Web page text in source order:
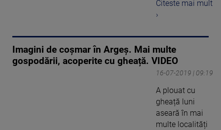
Citeste mai mult
›
Imagini de coșmar în Argeș. Mai multe
gospodării, acoperite cu gheață. VIDEO
16-07-2019 | 09:19
A plouat cu
gheață luni
aseară în mai
multe localități